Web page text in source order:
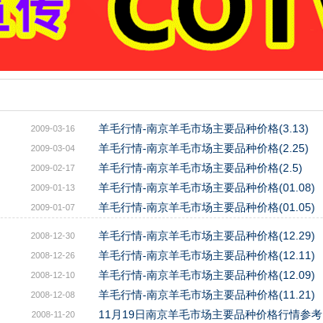
2009-03-16 羊毛行情-南京羊毛市场主要品种价格(3.13)
2009-03-04 羊毛行情-南京羊毛市场主要品种价格(2.25)
2009-02-17 羊毛行情-南京羊毛市场主要品种价格(2.5)
2009-01-13 羊毛行情-南京羊毛市场主要品种价格(01.08)
2009-01-07 羊毛行情-南京羊毛市场主要品种价格(01.05)
2008-12-30 羊毛行情-南京羊毛市场主要品种价格(12.29)
2008-12-26 羊毛行情-南京羊毛市场主要品种价格(12.11)
2008-12-10 羊毛行情-南京羊毛市场主要品种价格(12.09)
2008-12-08 羊毛行情-南京羊毛市场主要品种价格(11.21)
2008-11-20 11月19日南京羊毛市场主要品种价格行情参考